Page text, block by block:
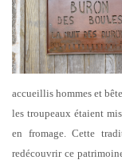
accueillis hommes et
les troupeaux étaient
en fromage. Cette
redécouvrir ce